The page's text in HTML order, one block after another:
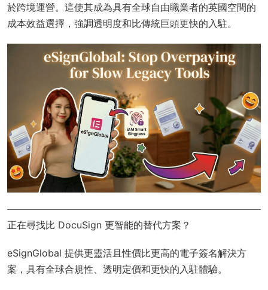
於跨境運營。這使其成為具有全球自由職業者的英國空間的
成本效益選擇，強調透明度和比傳統巨頭更快的入駐。
正在尋找比 DocuSign 更智能的替代方案？
eSignGlobal 提供更靈活且性價比更高的電子簽名解決方
案，具有全球合規性 、透明定價和更快的入駐體驗。